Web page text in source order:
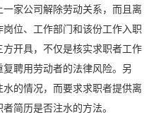
家公司解除劳动关系，而且离
位、工作部门和该份工作入职
开具，不仅是核实求职者工作
聘用劳动者的法律风险。另
的情况，而要求求职者提供离
简历是否注水的方法。